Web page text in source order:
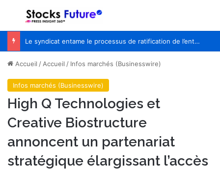
Menu
Le syndicat entame le processus de ratification de l’entente de principe avec WestJet
Accueil /Accueil / Infos marchés (Businesswire)
Infos marchés (Businesswire)
High Q Technologies et
Creative Biostructure
annoncent un partenariat
stratégique élargissant l’accès